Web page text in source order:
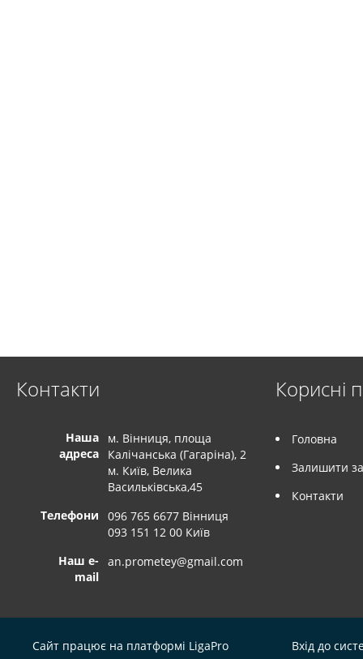
Контакти
Наша
адреса
м. Вінниця, площа
Калічанська (Гагаріна), 2
м. Київ, Велика
Васильківська,45
Телефони
096 765 6677 Вінниця
093 151 12 00 Київ
Наш e-
mail
an.prometey@gmail.com
Корисні
Головна
Залишити
Контакти
Сайт працює на платформі LigaPro Вхід до